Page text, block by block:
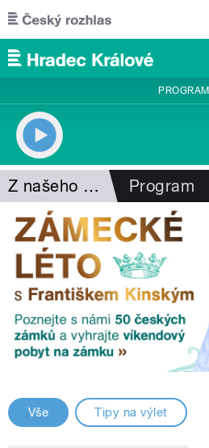
Přejít k hlavnímu obsahu
PROGRAM
Z našeho vysílání Program
Vše Tipy na výlet